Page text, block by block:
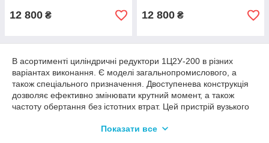
12 800 ₴ 12 800 ₴
В асортименті циліндричні редуктори 1Ц2У-200 в різних
варіантах виконання. Є моделі загальнопромислового, а
також спеціального призначення. Двоступенева конструкція
дозволяє ефективно змінювати крутний момент, а також
частоту обертання без істотних втрат. Цей пристрій вузького
виготовленні вантажопідіймального обладнання, і так далі.
Показати все